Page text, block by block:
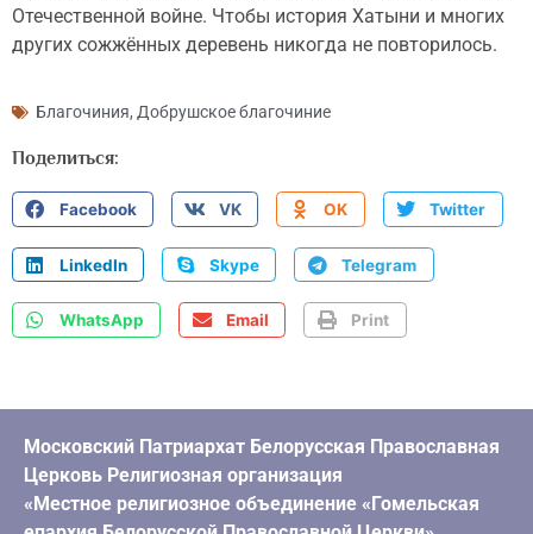
Отечественной войне. Чтобы история Хатыни и многих
других сожжённых деревень никогда не повторилось.
Благочиния, Добрушское благочиние
Поделиться:
Facebook VK OK Twitter
LinkedIn Skype Telegram
WhatsApp Email Print
Московский Патриархат Белорусская Православная
Церковь Религиозная организация
«Местное религиозное объединение «Гомельская